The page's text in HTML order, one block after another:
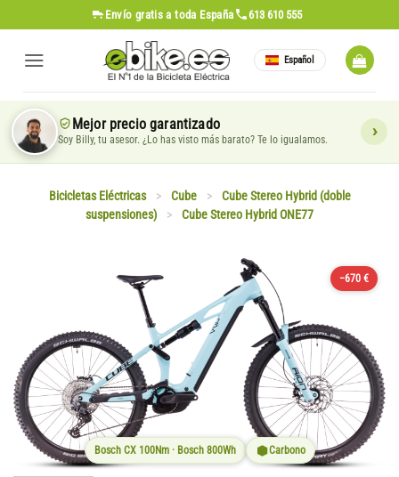
al
contenido
Envío gratis a toda España 613 610 555
Español
Mejor precio garantizado
Soy Billy, tu asesor. ¿Lo has visto más barato? Te lo igualamos.
Bicicletas Eléctricas > Cube >
Cube Stereo Hybrid (doble
suspensiones)
> Cube Stereo Hybrid ONE77
−670 €
Bosch CX 100Nm · Bosch 800Wh Carbono